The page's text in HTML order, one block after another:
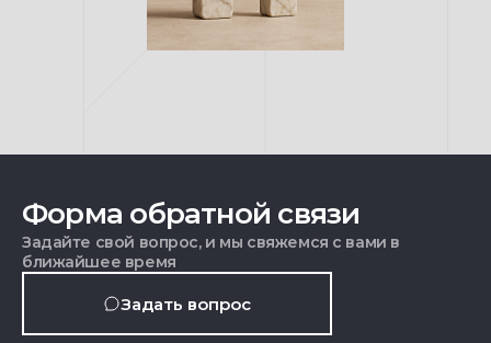
Форма обратной связи
Задайте свой вопрос, и мы свяжемся с вами в
ближайшее время
Задать вопрос